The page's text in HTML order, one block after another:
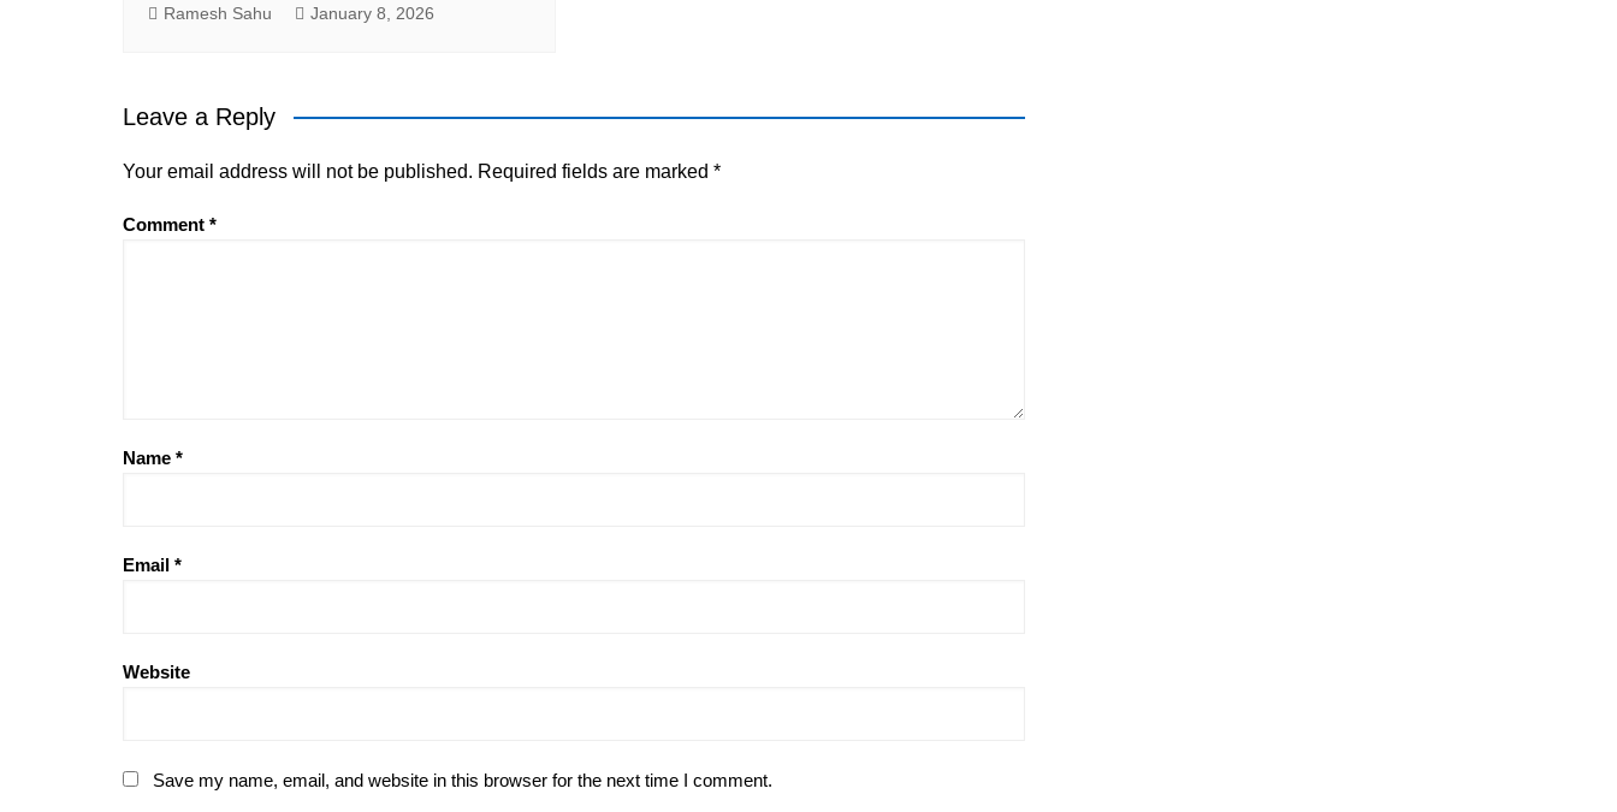
Ramesh Sahu January 8, 2026
Leave a Reply
Your email address will not be published. Required fields are marked *
Comment *
Name *
Email *
Website
Save my name, email, and website in this browser for the next time I comment.